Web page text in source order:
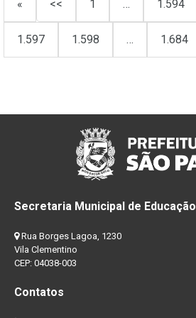
« << 1 … 1.594
1.597 1.598 … 1.684
Secretaria Municipal de Educação
Rua Borges Lagoa, 1230
Vila Clementino
CEP: 04038-003
Contatos